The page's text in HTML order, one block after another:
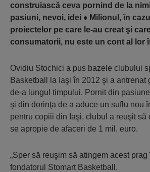
construiască ceva pornind de la
pasiuni, nevoi, idei ♦ Milionul, în
proiectelor pe care le-au creat şi
consumatorii, nu este un cont al lor
Ovidiu Stochici a pus bazele clubului
Basketball la Iaşi în 2012 şi a antrenat
de-a lungul timpului. Pornit din
şi din dorinţa de a aduce un suflu nou
pentru copiii din Iaşi, clubul a reuşit să
se apropie de afaceri de 1 mil. euro.
„Sper să reuşim să atingem acest prag
fondatorul Stomart Basketball.